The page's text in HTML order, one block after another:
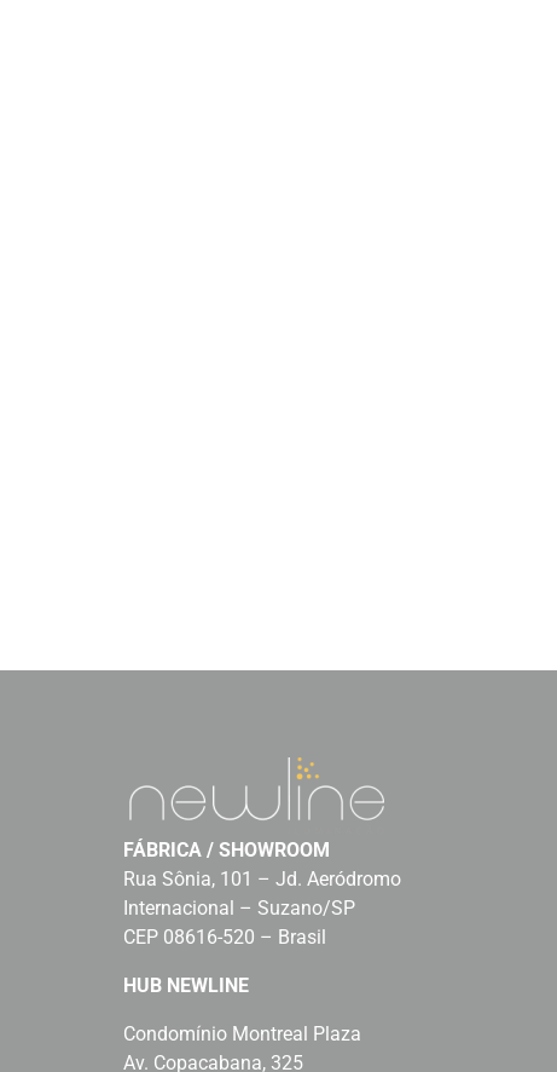
FÁBRICA / SHOWROOM
Rua Sônia, 101 – Jd. Aeródromo
Internacional – Suzano/SP
CEP 08616-520 – Brasil
HUB NEWLINE
Condomínio Montreal Plaza
Av. Copacabana, 325